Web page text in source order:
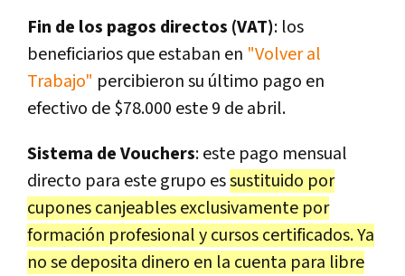
Fin de los pagos directos (VAT): los
beneficiarios que estaban en "Volver al
Trabajo" percibieron su último pago en
efectivo de $78.000 este 9 de abril.
Sistema de Vouchers: este pago mensual
directo para este grupo essustituido por
cupones canjeables exclusivamente por
formación profesional y cursos certificados. Ya
no se deposita dinero en la cuenta para libre